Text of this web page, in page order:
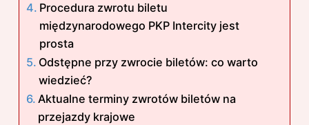
Procedura zwrotu biletu
międzynarodowego PKP Intercity jest
prosta
Odstępne przy zwrocie biletów: co warto
wiedzieć?
Aktualne terminy zwrotów biletów na
przejazdy krajowe